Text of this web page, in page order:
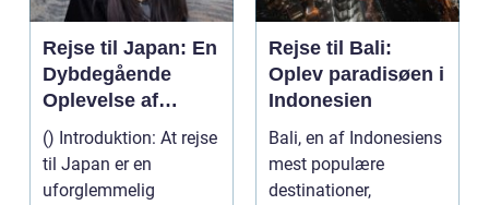
Rejse til Japan: En
Dybdegående
Oplevelse af
Kultur og Historie
() Introduktion: At rejse
til Japan er en
uforglemmelig
Rejse til Bali:
Oplev paradisøen i
Indonesien
Bali, en af Indonesiens
mest populære
destinationer,